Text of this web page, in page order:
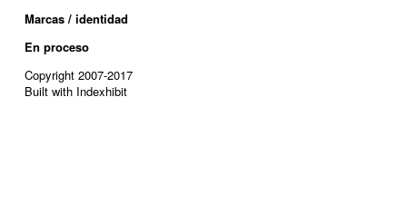
Marcas / identidad
En proceso
Copyright 2007-2017
Built with Indexhibit